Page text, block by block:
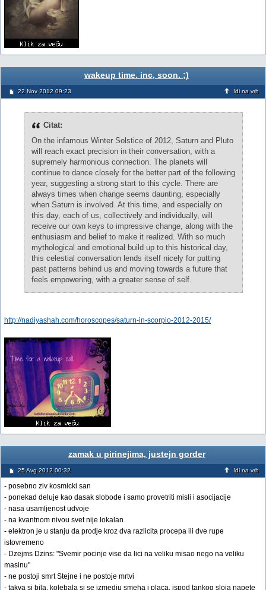
wakeup time. inc, soon. ;)
22 Nov 2012 09:23 Idi na vrh
Citat:
On the infamous Winter Solstice of 2012, Saturn and Pluto
will reach exact precision in their conversation, with a
supremely harmonious connection. The planets will
continue to dance closely for the better part of the following
year, suggesting a strong start to this cycle. There are
always times when change seems daunting, especially
when Saturn is involved. At this time, and especially on
this day, each of us, collectively and individually, will
receive our own keys to impressive change, along with the
enthusiasm and belief to make it realized. With so much
mythological and emotional build up to this historical day,
this celestial conversation lends itself nicely for putting
past patterns behind us and moving towards a future that
feels empowering, with a greater sense of self.
http://nadiyashah.com/horoscopes/saturn-in-scorpio-2012-2015/
zamak u pirinejima, justejn gorder
25 Avg 2012 00:32 Idi na vrh
- posebno ziv kosmicki san
- ponekad deluje kao dasak slobode i samo provetriti misli i asocijacije
- nasa usamljenost udvoje
- na kvantnom nivou svet nije lokalan
- elektron je u stanju da prodje kroz dva razlicita procepa ili dve rupe
istovremeno
- Dzejms Dzins: "Svemir pocinje vise da lici na veliku misao nego na veliku
masinu"
- ne postoji smrt Stejne i ne postoje mrtvi
- takva si bila. kolebala si se izmedju smeha i placa. ispod tankog sloja napete